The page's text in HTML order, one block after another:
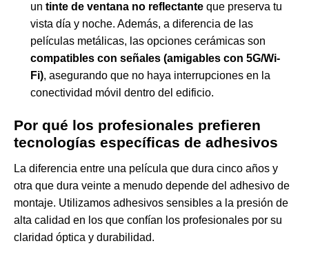
un tinte de ventana no reflectante que preserva tu
vista día y noche. Además, a diferencia de las
películas metálicas, las opciones cerámicas son
compatibles con señales (amigables con 5G/Wi-
Fi), asegurando que no haya interrupciones en la
conectividad móvil dentro del edificio.
Por qué los profesionales prefieren
tecnologías específicas de adhesivos
La diferencia entre una película que dura cinco años y
otra que dura veinte a menudo depende del adhesivo de
montaje. Utilizamos adhesivos sensibles a la presión de
alta calidad en los que confían los profesionales por su
claridad óptica y durabilidad.